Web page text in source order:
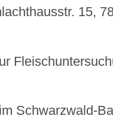
15,
Schwarzwald-